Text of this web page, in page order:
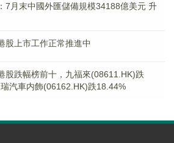
7月末中國外匯儲備規模34188億美元 升
股上市工作正常推進中
股跌幅榜前十，九福來(08611.HK)跌
汽車内飾(06162.HK)跌18.44%